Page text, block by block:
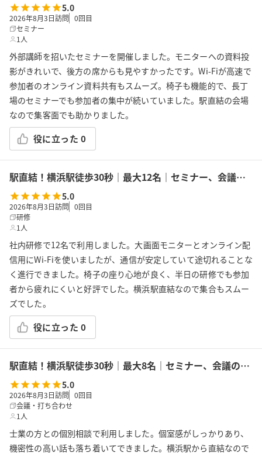
5.0
2026年8月3日訪問 0回目
セミナー
1人
外部講師を招いたセミナーを開催しました。モニターへの資料投
影がきれいで、後方の席からも見やすかったです。Wi-Fiが高速で
参加者のオンライン資料共有もスムーズ。椅子も機能的で、長丁
場のセミナーでも参加者の集中が続いていました。駅直結の会場
なので集客面でも助かりました。
役に立った 0
駅直結！横浜駅徒歩30秒｜最大12名｜セミナー、会議の利用に最適！エキニア横浜｜5階ハマポート「ミント」
5.0
2026年8月3日訪問 0回目
研修
1人
社内研修で12名で利用しました。大画面モニターとオンライン配
信用にWi-Fiを使いましたが、通信が安定していて途切れることな
く進行できました。椅子の座り心地が良く、半日の研修でも参加
者から疲れにくいと好評でした。横浜駅直結なので集合もスムー
ズでした。
役に立った 0
駅直結！横浜駅徒歩30秒｜最大8名｜セミナー、会議の利用に最適！エキニア横浜｜5階ハマポート「フェンネル」
5.0
2026年8月3日訪問 0回目
会議・打ち合わせ
1人
士業の方との個別相談で利用しました。個室感がしっかりあり、
機密性の高い話も落ち着いてできました。横浜駅から直結なので